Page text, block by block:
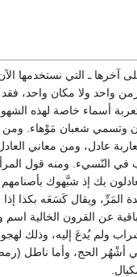
ـ التي نستخدمها
واحد ولا مكان واحد،
أسماء خاصة لهذه
وتسمي شعبان مَوْهاء. ومن
عادل، ومن معاني
في النّسيء. ومنه قول
بك إذ شبَّهوك
المَرِّ، ويقال كَسَعَه بكذا إذا
عن القرون الخالية اسم
ولم يُدعَ إليه، وذلك
أشْهُر الحج، وأما ناطل